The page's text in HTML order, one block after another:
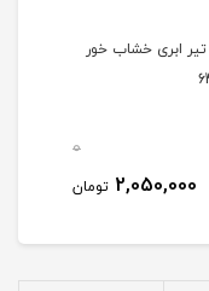
ابری خشاب خور
0
2,050,000 تومان